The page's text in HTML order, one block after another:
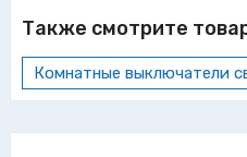
Также смотрите
Комнатные выключатели